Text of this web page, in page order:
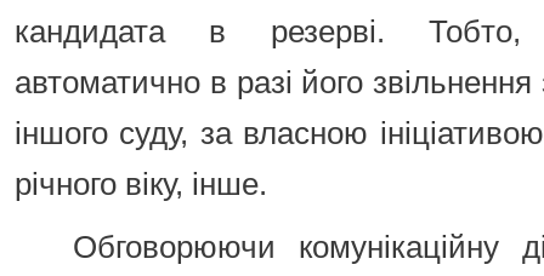
кандидата в резерві. Тобто,
автоматично в разі його
іншого суду, за власною
річного віку, інше.
Обговорюючи комунікаційну